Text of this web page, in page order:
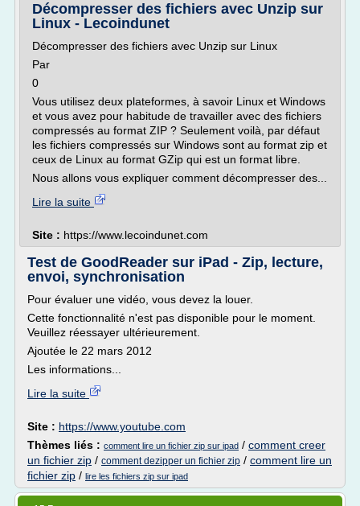
Décompresser des fichiers avec Unzip sur
Linux - Lecoindunet
Décompresser des fichiers avec Unzip sur Linux
Par
0
Vous utilisez deux plateformes, à savoir Linux et Windows
et vous avez pour habitude de travailler avec des fichiers
compressés au format ZIP ? Seulement voilà, par défaut
les fichiers compressés sur Windows sont au format zip et
ceux de Linux au format GZip qui est un format libre.
Nous allons vous expliquer comment décompresser des...
Lire la suite
Site : https://www.lecoindunet.com
Test de GoodReader sur iPad - Zip, lecture,
envoi, synchronisation
Pour évaluer une vidéo, vous devez la louer.
Cette fonctionnalité n'est pas disponible pour le moment.
Veuillez réessayer ultérieurement.
Ajoutée le 22 mars 2012
Les informations...
Lire la suite
Site : https://www.youtube.com
Thèmes liés : comment lire un fichier zip sur ipad / comment creer
un fichier zip / comment dezipper un fichier zip / comment lire un
fichier zip / lire les fichiers zip sur ipad